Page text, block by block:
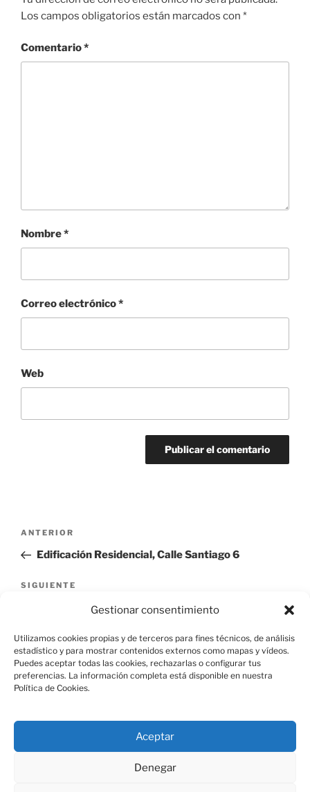
Gestionar consentimiento
Utilizamos cookies propias y de terceros para fines técnicos, de análisis
estadístico y para mostrar contenidos externos como mapas y vídeos.
Puedes aceptar todas las cookies, rechazarlas o configurar tus
preferencias. La información completa está disponible en nuestra
Política de Cookies.
Aceptar
Denegar
Los campos obligatorios están marcados con *
Comentario*
Nombre*
Correo electrónico*
Web
Navegación
entradas
Entrada
anterior:
ANTERIOR
Edificación Residencial, Calle Santiago 6
Siguiente
SIGUIENTE
Edificación Residencial, Calle Gobernador 4